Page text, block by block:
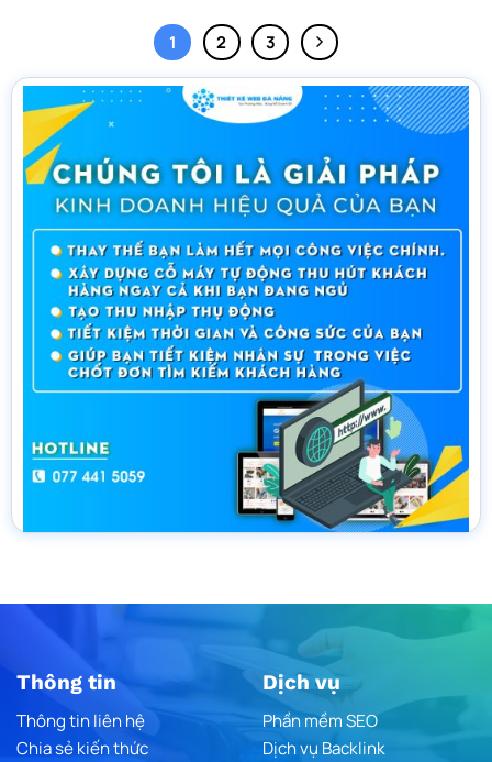
1 2 3
Thông tin
Thông tin liên hệ
Chia sẻ kiến thức
Dịch vụ
Phần mềm SEO
Dịch vụ Backlink